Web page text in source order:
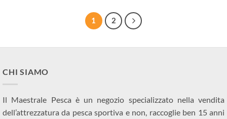
1 2
CHI SIAMO
Il Maestrale Pesca è un negozio specializzato nella vendita
dell’attrezzatura da pesca sportiva e non, raccoglie ben 15 anni